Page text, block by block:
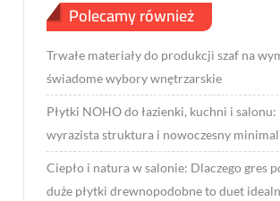
Polecamy również
Trwałe materiały do produkcji szaf na
świadome wybory wnętrzarskie
Płytki NOHO do łazienki, kuchni i salonu:
wyrazista struktura i nowoczesny
Ciepło i natura w salonie: Dlaczego gres
duże płytki drewnopodobne to duet